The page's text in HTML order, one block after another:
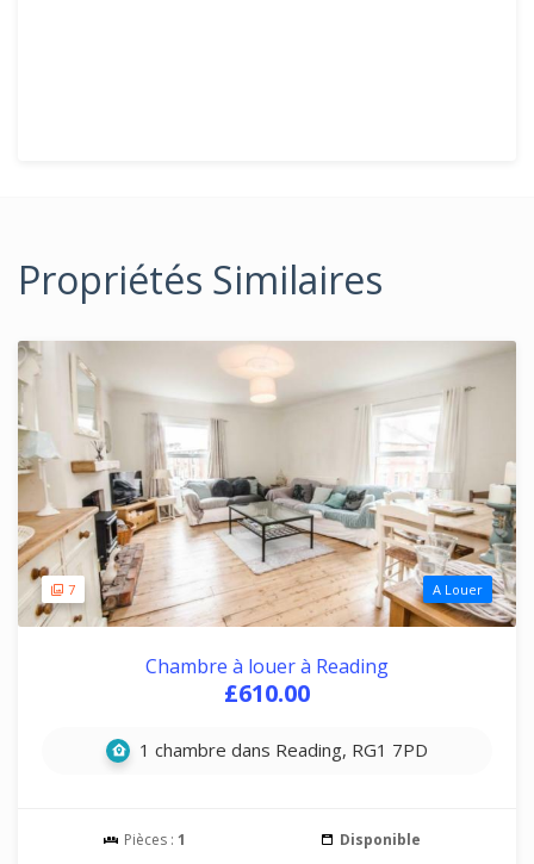
Propriétés Similaires
7 A Louer
Chambre à louer à Reading
£610.00
1 chambre dans Reading, RG1 7PD
Pièces : 1 Disponible